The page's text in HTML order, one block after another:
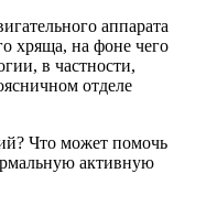
аппарата
хряща, на фоне чего
в частности,
отделе
Что может помочь
активную